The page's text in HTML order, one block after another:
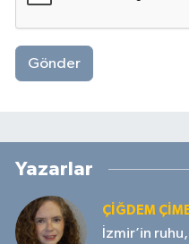
Gönder
Yazarlar
ÇIĞDEM
İzmir’in